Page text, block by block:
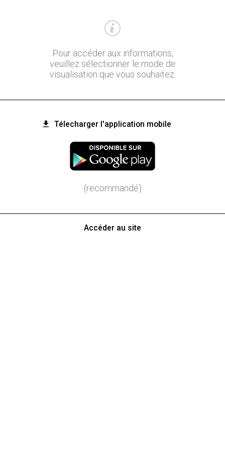
Pour accéder aux informations,
veuillez sélectionner le mode de
visualisation que vous souhaitez.
Télecharger l'application mobile
(recommandé)
Accéder au site